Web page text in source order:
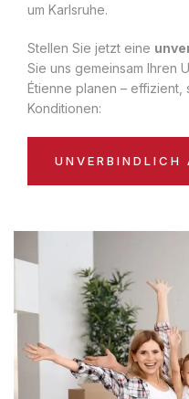
um Karlsruhe.
Stellen Sie jetzt eine
Sie uns gemeinsam Ihren
Étienne planen –
Konditionen:
UNVERBINDLICH